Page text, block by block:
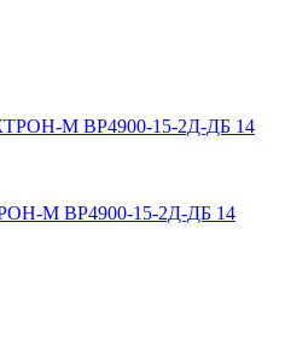
М ВР4900-15-2Д-ДБ 14